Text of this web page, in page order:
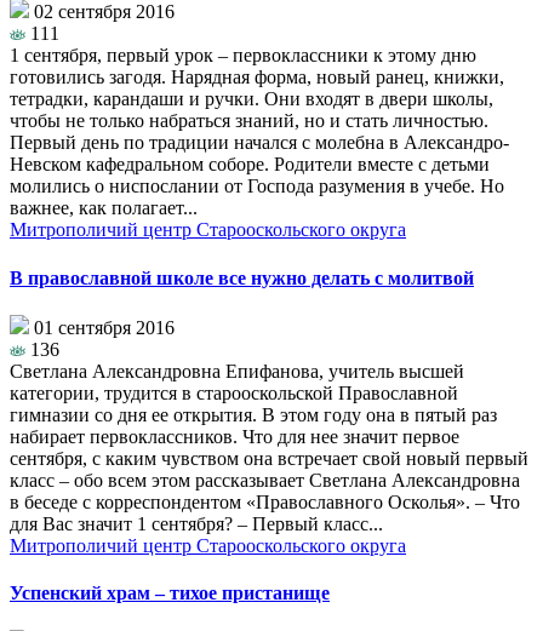
02 сентября 2016
111
1 сентября, первый урок – первоклассники к этому дню
готовились загодя. Нарядная форма, новый ранец, книжки,
тетрадки, карандаши и ручки. Они входят в двери школы,
чтобы не только набраться знаний, но и стать личностью.
Первый день по традиции начался с молебна в Александро-
Невском кафедральном соборе. Родители вместе с детьми
молились о ниспослании от Господа разумения в учебе. Но
важнее, как полагает...
Митрополичий центр Старооскольского округа
В православной школе все нужно делать с молитвой
01 сентября 2016
136
Светлана Александровна Епифанова, учитель высшей
категории, трудится в старооскольской Православной
гимназии со дня ее открытия. В этом году она в пятый раз
набирает первоклассников. Что для нее значит первое
сентября, с каким чувством она встречает свой новый первый
класс – обо всем этом рассказывает Светлана Александровна
в беседе с корреспондентом «Православного Осколья». – Что
для Вас значит 1 сентября? – Первый класс...
Митрополичий центр Старооскольского округа
Успенский храм – тихое пристанище